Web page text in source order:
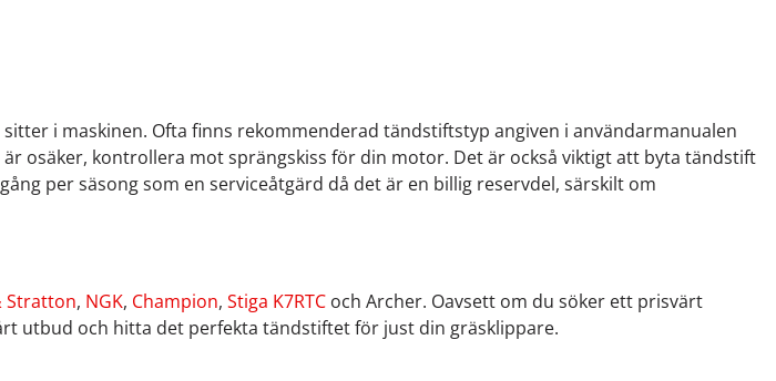
i maskinen. Ofta finns rekommenderad tändstiftstyp angiven i användarmanualen
osäker, kontrollera mot sprängskiss för din motor. Det är också viktigt att byta tändstift
per säsong som en serviceåtgärd då det är en billig reservdel, särskilt om
Stratton, NGK, Champion, Stiga K7RTC och Archer. Oavsett om du söker ett prisvärt
utbud och hitta det perfekta tändstiftet för just din gräsklippare.